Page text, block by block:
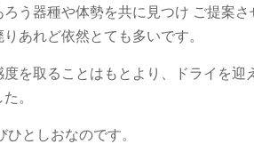
う器種や体勢を共に見つけ ご提案
あれど依然とても多いです。
を取ることはもとより、ドライを迎
。
としおなのです。